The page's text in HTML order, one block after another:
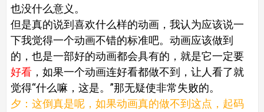
也没什么意义。
但是真的说到喜欢什么样的动画，我认为应该说一
下我觉得一个动画不错的标准吧。动画应该做到
的，也是一部好的动画都会具有的，就是它一定要
好看，如果一个动画连好看都做不到，让人看了就
觉得“什么嘛，这是。”那无疑使非常失败的。
夕：这倒真是呢，如果动画真的做不到这点，起码